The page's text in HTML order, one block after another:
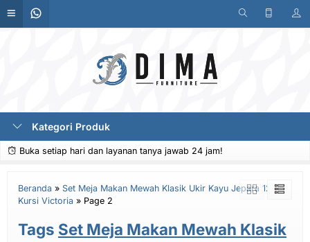
Kategori Produk
Buka setiap hari dan layanan tanya jawab 24 jam!
Beranda » Set Meja Makan Mewah Klasik Ukir Kayu Jepara 12
Kursi Victoria » Page 2
Tags Set Meja Makan Mewah Klasik